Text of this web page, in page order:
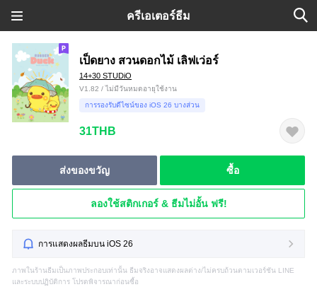
ครีเอเตอร์ธีม
เป็ดยาง สวนดอกไม้ เลิฟเว่อร์
14+30 STUDiO
V1.82 / ไม่มีวันหมดอายุใช้งาน
การรองรับดีไซน์ของ iOS 26 บางส่วน
31THB
ส่งของขวัญ ซื้อ
ลองใช้สติกเกอร์ & ธีมไม่อั้น ฟรี!
การแสดงผลธีมบน iOS 26
ภาพในร้านธีมเป็นภาพประกอบเท่านั้น ธีมจริงอาจแสดงผลต่าง/ไม่ครบถ้วนตามเวอร์ชัน LINE
และระบบปฏิบัติการ โปรดพิจารณาก่อนซื้อ